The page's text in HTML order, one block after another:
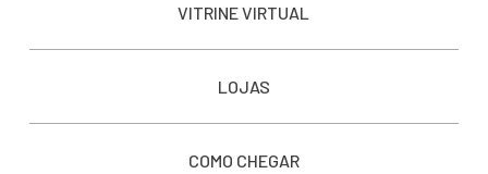
VITRINE VIRTUAL
LOJAS
COMO CHEGAR